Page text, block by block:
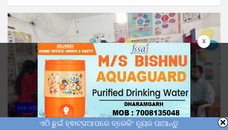
x
ମୋ ଓଡ଼ିଶା
ଏଠି ଛୁଇଁ ହ୍ଵାଟ୍ସଆପରେ ବ୍ରେକିଂ ନ୍ୟୁଜ ପାଆନ୍ତୁ